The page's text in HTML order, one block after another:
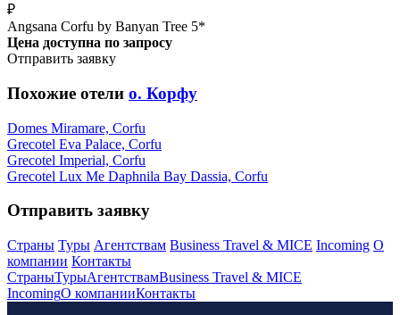
₽
Angsana Corfu by Banyan Tree 5*
Цена доступна по запросу
Отправить заявку
Похожие отели о. Корфу
Domes Miramare, Corfu
Grecotel Eva Palace, Corfu
Grecotel Imperial, Corfu
Grecotel Lux Me Daphnila Bay Dassia, Corfu
Отправить заявку
Страны Туры Агентствам Business Travel & MICE Incoming О
компании Контакты
СтраныТурыАгентствамBusiness Travel & MICE
IncomingО компанииКонтакты